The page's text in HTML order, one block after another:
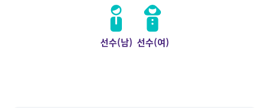
선수(남) 선수(여)